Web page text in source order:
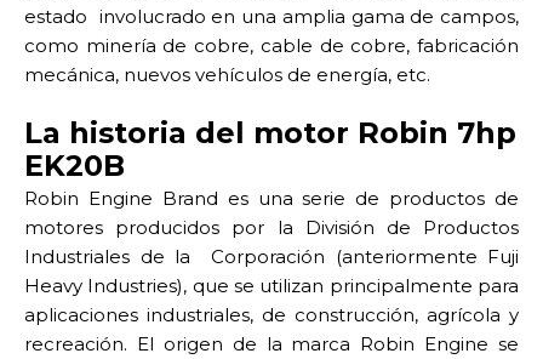
estado involucrado en una amplia gama de campos,
como minería de cobre, cable de cobre, fabricación
mecánica, nuevos vehículos de energía, etc.
La historia del motor Robin 7hp
EK20B
Robin Engine Brand es una serie de productos de
motores producidos por la División de Productos
Industriales de la Corporación (anteriormente Fuji
Heavy Industries), que se utilizan principalmente para
aplicaciones industriales, de construcción, agrícola y
recreación. El origen de la marca Robin Engine se